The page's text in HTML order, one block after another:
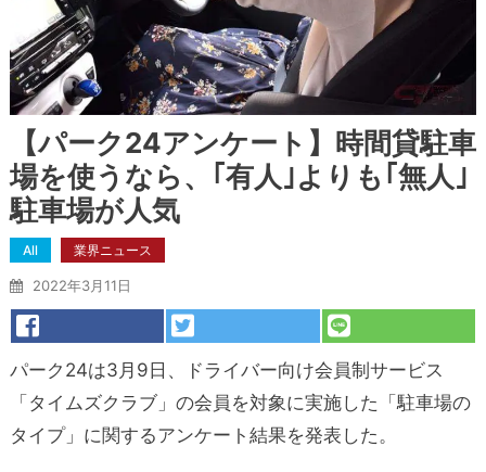
【パーク24アンケート】時間貸駐車
場を使うなら、｢有人｣よりも｢無人｣
駐車場が人気
All 業界ニュース
2022年3月11日
パーク24は3月9日、ドライバー向け会員制サービス
「タイムズクラブ」の会員を対象に実施した「駐車場の
タイプ」に関するアンケート結果を発表した。